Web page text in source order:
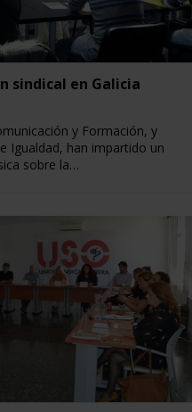
sindical en Galicia
y Formación, y
Igualdad, han impartido un
sobre la…